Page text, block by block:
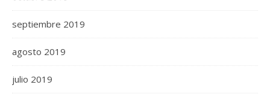
septiembre 2019
agosto 2019
julio 2019